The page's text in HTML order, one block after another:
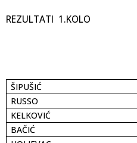
REZULTATI 1.KOLO
ŠIPUŠIĆ
RUSSO
KELKOVIĆ
BAČIĆ